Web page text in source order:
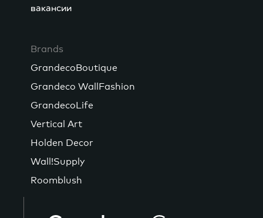
вакансии
Brands
GrandecoBoutique
Grandeco WallFashion
GrandecoLife
Vertical Art
Holden Decor
Wall!Supply
Roomblush